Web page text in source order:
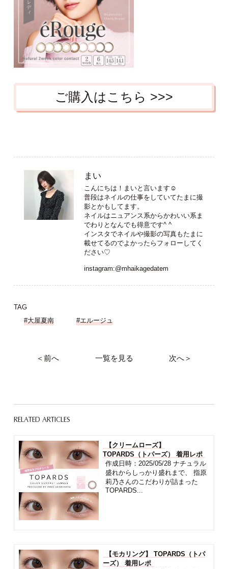
ご購入はこちら >>>
まい
こんにちは！まいと言います☺︎
普段はネイルの仕事をしていてたまに撮
影とかもしてます。
ネイルはニュアンス系からかわいい系ま
でわりとなんでも得意です^ ^
インスタでネイルや撮影の写真もたまに
載せてるのでよかったらフォローしてく
ださい♡
instagram:@mhaikagedatem
TAG
#大屋夏南
#エルージュ
＜前へ 一覧を見る 次へ＞
RELATED ARTICLES
【クリームローズ】
TOPARDS（トパーズ） 着用レポ
作成日時：2025/05/28 ナチュラル
盛れからしっかり盛れまで、 指原
莉乃さんのこだわりが詰まった
TOPARDS...
【モカリング】 TOPARDS（トパ
ーズ） 着用レポ